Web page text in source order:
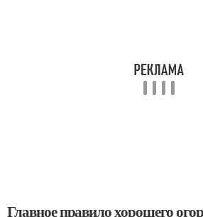
Главное правило хорошего